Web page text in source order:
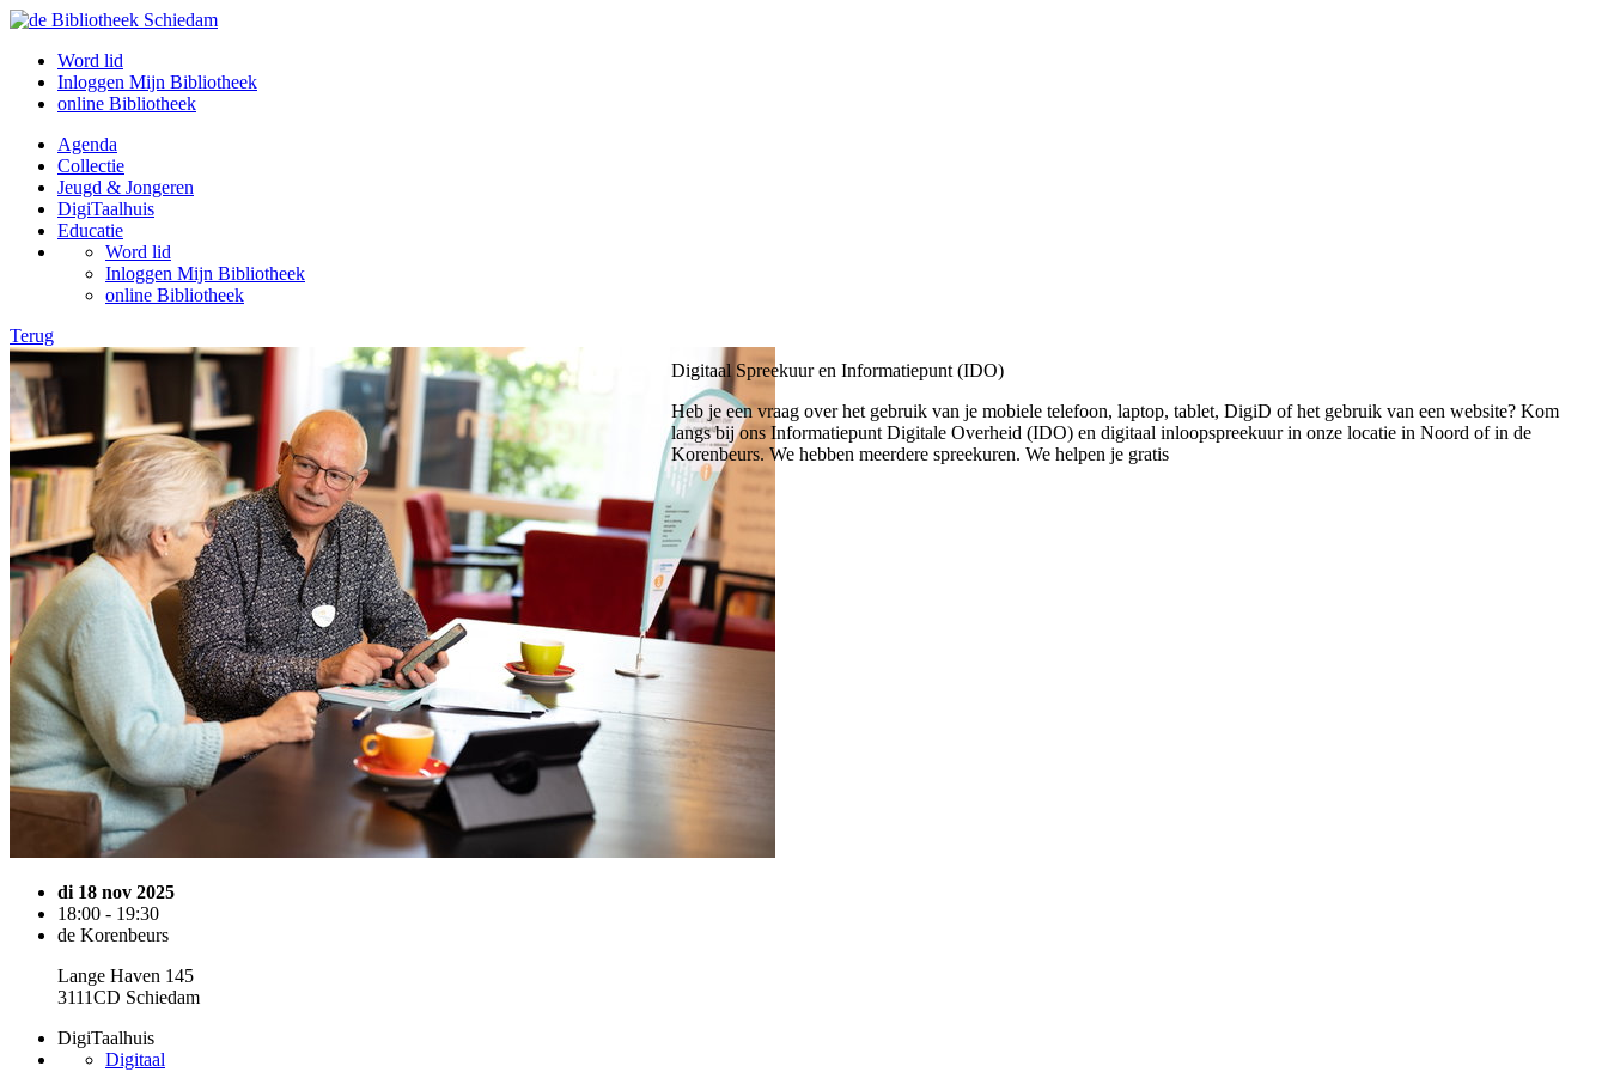
Word lid
Inloggen Mijn Bibliotheek
online Bibliotheek
Agenda
Collectie
Jeugd & Jongeren
DigiTaalhuis
Educatie
Word lid
Inloggen Mijn Bibliotheek
online Bibliotheek
Terug
di 18 nov 2025
18:00 - 19:30
de Korenbeurs
Lange Haven 145
3111CD Schiedam
DigiTaalhuis
Digitaal
Digitaal Spreekuur en Informatiepunt (IDO)
Heb je een vraag over het gebruik van je mobiele telefoon, laptop, tablet, DigiD of het gebruik van een website? Kom
langs bij ons Informatiepunt Digitale Overheid (IDO) en digitaal inloopspreekuur in onze locatie in Noord of in de
Korenbeurs. We hebben meerdere spreekuren. We helpen je gratis